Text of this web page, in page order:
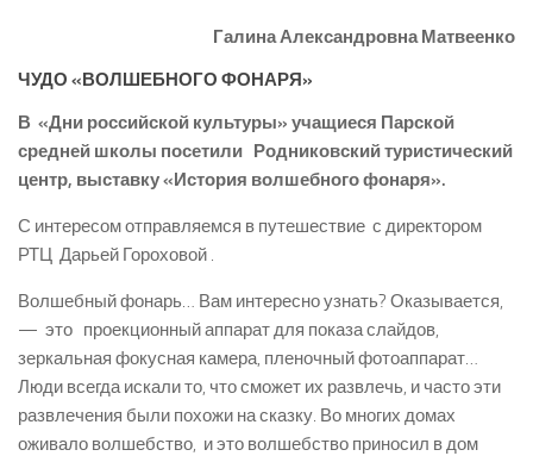
Галина Александровна Матвеенко
ЧУДО «ВОЛШЕБНОГО ФОНАРЯ»
В «Дни российской культуры» учащиеся Парской
средней школы посетили Родниковский туристический
центр, выставку «История волшебного фонаря».
С интересом отправляемся в путешествие с директором
РТЦ Дарьей Гороховой .
Волшебный фонарь… Вам интересно узнать? Оказывается,
— это проекционный аппарат для показа слайдов,
зеркальная фокусная камера, пленочный фотоаппарат…
Люди всегда искали то, что сможет их развлечь, и часто эти
развлечения были похожи на сказку. Во многих домах
оживало волшебство, и это волшебство приносил в дом